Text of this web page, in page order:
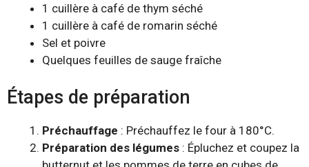
1 cuillère à café de thym séché
1 cuillère à café de romarin séché
Sel et poivre
Quelques feuilles de sauge fraîche
Étapes de préparation
Préchauffage : Préchauffez le four à 180°C.
Préparation des légumes : Épluchez et coupez la